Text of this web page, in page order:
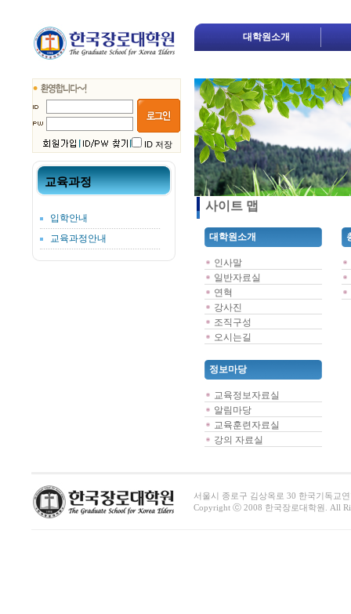
대학원소개
ID 저장
교육과정
입학안내
교육과정안내
사이트 맵
대학원소개
인사말
일반자료실
연혁
강사진
조직구성
오시는길
정보마당
교육정보자료실
알림마당
교육훈련자료실
강의 자료실
서울시 종로구 김상옥로 30 한국기독교
Copyright ⓒ 2008 한국장로대학원. All